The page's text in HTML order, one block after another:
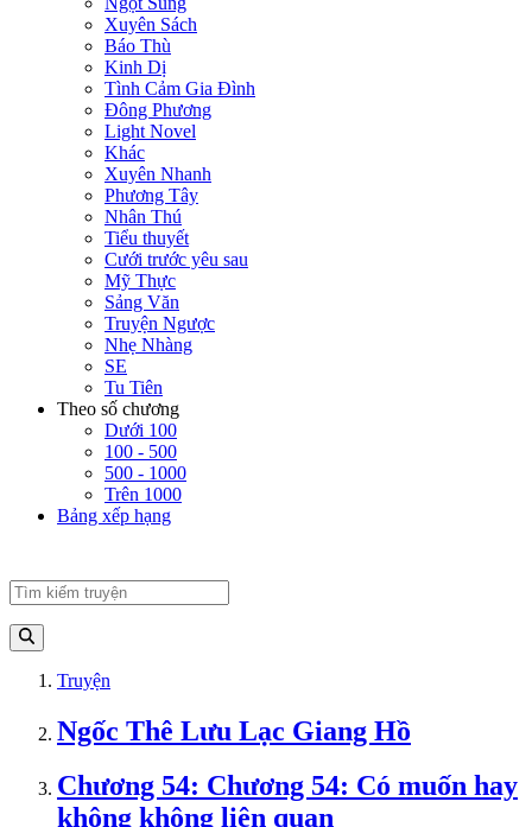
Xuyên Sách
Báo Thù
Kinh Dị
Tình Cảm Gia Đình
Đông Phương
Light Novel
Khác
Xuyên Nhanh
Phương Tây
Nhân Thú
Tiểu thuyết
Cưới trước yêu sau
Mỹ Thực
Sảng Văn
Truyện Ngược
Nhẹ Nhàng
SE
Tu Tiên
Theo số chương
Dưới 100
100 - 500
500 - 1000
Trên 1000
Bảng xếp hạng
Truyện
Ngốc Thê Lưu Lạc Giang Hồ
Chương 54: Chương 54: Có muốn hay
không không liên quan